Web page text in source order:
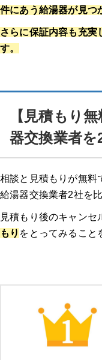
件にあう給湯器が見つ
さらに保証内容も充実
す。
【見積もり
器交換業者を
相談と見積もりが無料
給湯器交換業者2社を
見積もり後のキャンセ
もり をとってみること